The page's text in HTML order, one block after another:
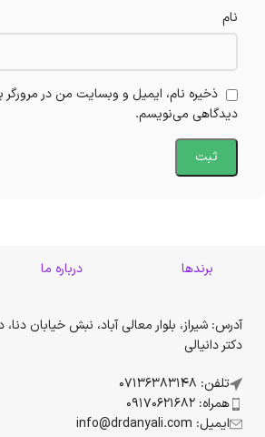
نام
ذخیره نام، ایمیل و وبسایت من در مرورگر
دیدگاهی می‌نویسم.
برندها درباره ما
آدرس: شیراز، بلوار معالی آباد، نبش خیابان
دکتر دانیالی
تلفن: 07136383148
همراه: 09170621682
ایمیل: info@drdanyali.com